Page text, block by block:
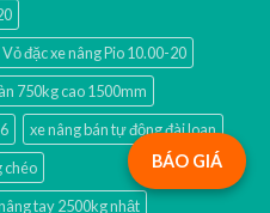
Vỏ đặc xe nâng Pio 10.00-20
750kg cao 1500mm
xe nâng bán tự động đài loan
chéo
tay 2500kg nhật
BÁO GIÁ